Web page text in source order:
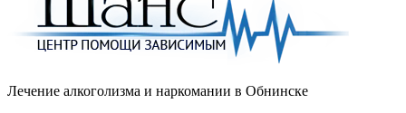
Лечение алкоголизма и наркомании в Обнинске